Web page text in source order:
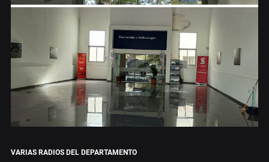
VARIAS RADIOS DEL DEPARTAMENTO